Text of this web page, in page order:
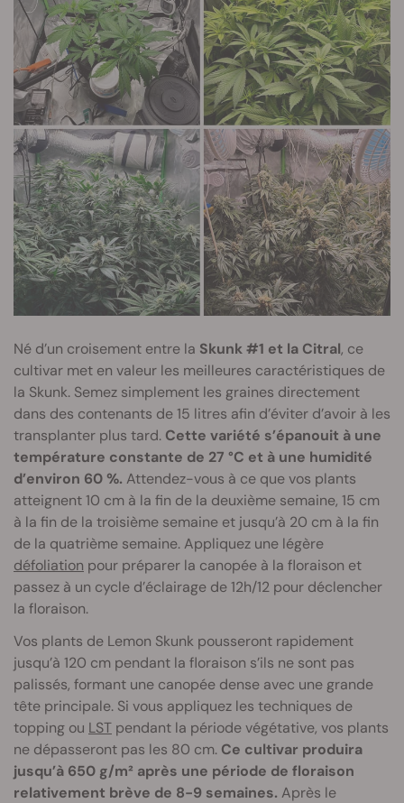
Né d’un croisement entre la Skunk #1 et la Citral, ce
cultivar met en valeur les meilleures caractéristiques de
la Skunk. Semez simplement les graines directement
dans des contenants de 15 litres afin d’éviter d’avoir à les
transplanter plus tard. Cette variété s’épanouit à une
température constante de 27 °C et à une humidité
d’environ 60 %. Attendez-vous à ce que vos plants
atteignent 10 cm à la fin de la deuxième semaine, 15 cm
à la fin de la troisième semaine et jusqu’à 20 cm à la fin
de la quatrième semaine. Appliquez une légère
défoliation pour préparer la canopée à la floraison et
passez à un cycle d’éclairage de 12h/12 pour déclencher
la floraison.
Vos plants de Lemon Skunk pousseront rapidement
jusqu’à 120 cm pendant la floraison s’ils ne sont pas
palissés, formant une canopée dense avec une grande
tête principale. Si vous appliquez les techniques de
topping ou LST pendant la période végétative, vos plants
ne dépasseront pas les 80 cm. Ce cultivar produira
jusqu’à 650 g/m² après une période de floraison
relativement brève de 8-9 semaines. Après le